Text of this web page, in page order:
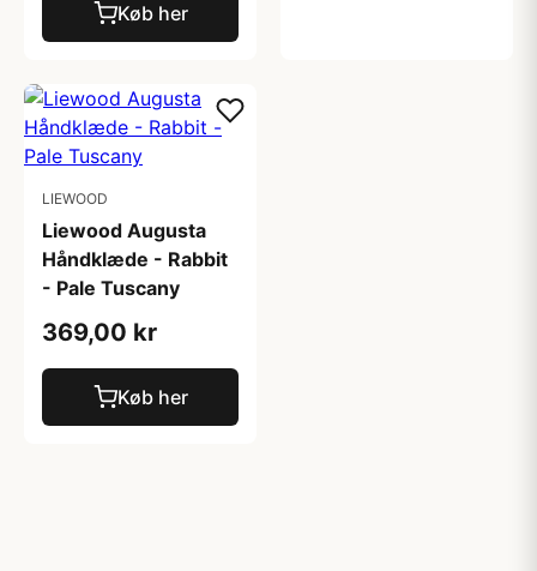
Køb her
LIEWOOD
Liewood Augusta
Håndklæde - Rabbit
- Pale Tuscany
369,00 kr
Køb her